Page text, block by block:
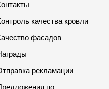
качества кровли
фасадов
рекламации
по